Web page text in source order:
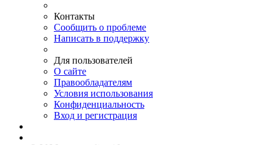
Контакты
Сообщить о проблеме
Написать в поддержку
Для пользователей
О сайте
Правообладателям
Условия использования
Конфиденциальность
Вход и регистрация